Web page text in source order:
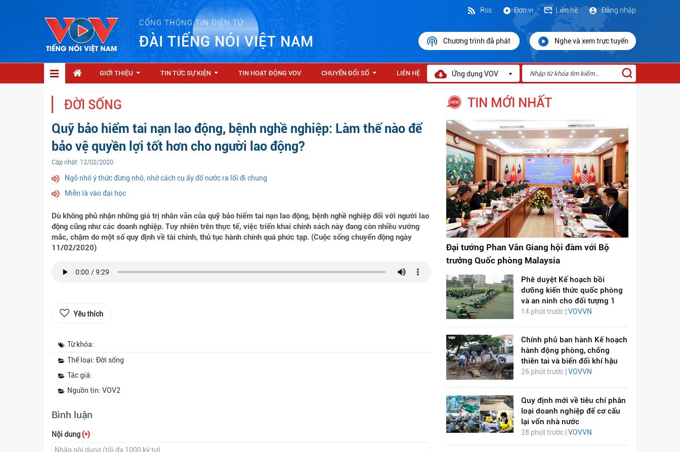
CỔNG THÔNG TIN ĐIỆN TỬ
ĐÀI TIẾNG NÓI VIỆT NAM
Đăng nhập
Liên hệ
Đơn vị
Rss
Chương trình đã phát Nghe và xem trực tuyến
GIỚI THIỆU TIN TỨC SỰ KIỆN TIN HOẠT ĐỘNG VOV CHUYỂN ĐỔI SỐ LIÊN HỆ Ứng dụng VOV
ĐỜI SỐNG
Quỹ bảo hiểm tai nạn lao động, bệnh nghề nghiệp: Làm thế nào để
bảo vệ quyền lợi tốt hơn cho người lao động?
Cập nhật: 12/02/2020
Ngõ nhỏ ý thức đừng nhỏ, nhớ cách cụ ấy đổ nước ra lối đi chung
Miễn là vào đại học
Dù không phủ nhận những giá trị nhân văn của quỹ bảo hiểm tai nạn lao động, bệnh nghề nghiệp đối với người lao
động cũng như các doanh nghiệp. Tuy nhiên trên thực tế, việc triển khai chính sách này đang còn nhiều vướng
mắc, chậm do một số quy định về tài chính, thủ tục hành chính quá phức tạp. (Cuộc sống chuyển động ngày
11/02/2020)
Yêu thích
Từ khóa:
Thể loại: Đời sống
Tác giả:
Nguồn tin: VOV2
Bình luận
Nội dung (*)
TIN MỚI NHẤT
Đại tướng Phan Văn Giang hội đàm với Bộ
trưởng Quốc phòng Malaysia
Phê duyệt Kế hoạch bồi
dưỡng kiến thức quốc phòng
và an ninh cho đối tượng 1
14 phút trước | VOVVN
Chính phủ ban hành Kế hoạch
hành động phòng, chống
thiên tai và biến đổi khí hậu
26 phút trước | VOVVN
Quy định mới về tiêu chí phân
loại doanh nghiệp để cơ cấu
lại vốn nhà nước
28 phút trước | VOVVN